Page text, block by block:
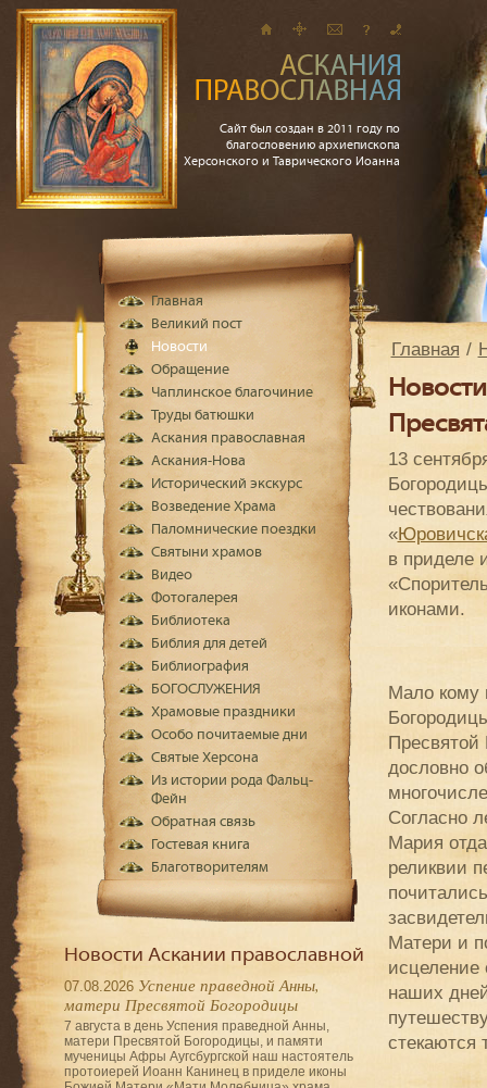
Сайт был создан в 2011 году по
благословению архиепископа
Херсонского и Таврического Иоанна
Главная
Новости
13
«
в приделе
иконами.
Мало кому
Пресвятой
дословно
Согласно
Мария
реликвии
Матери и
исцеление
наших
стекаются
Главная
Великий пост
Новости
Обращение
Чаплинское благочиние
Труды батюшки
Аскания православная
Аскания-Нова
Исторический экскурс
Возведение Храма
Паломнические поездки
Святыни храмов
Видео
Фотогалерея
Библиотека
Библия для детей
Библиография
БОГОСЛУЖЕНИЯ
Храмовые праздники
Особо почитаемые дни
Святые Херсона
Из истории рода Фальц-
Фейн
Обратная связь
Гостевая книга
Благотворителям
Новости Аскании православной
07.08.2026 Успение праведной Анны,
матери Пресвятой Богородицы
7 августа в день Успения праведной Анны,
матери Пресвятой Богородицы, и памяти
мученицы Афры Аугсбургской наш настоятель
протоиерей Иоанн Канинец в приделе иконы